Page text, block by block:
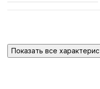
ТОПЛИВНАЯ
Показать все